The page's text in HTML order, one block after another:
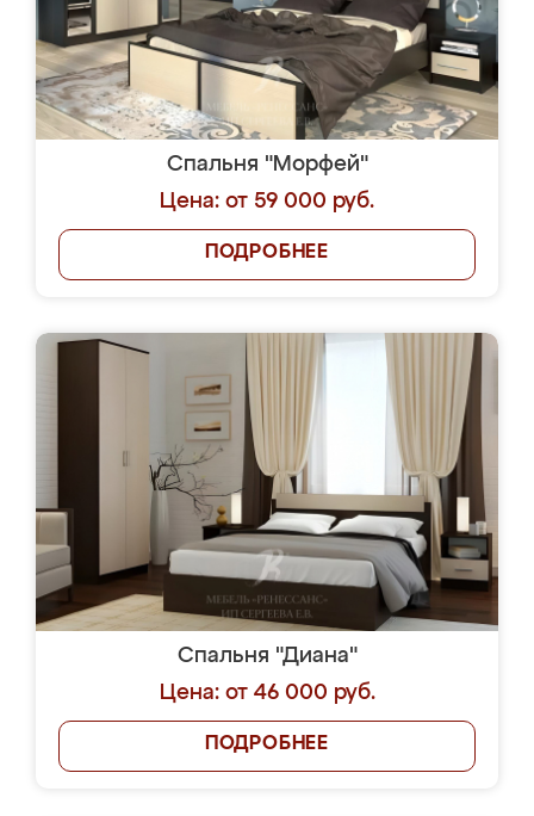
Спальня "Морфей"
Цена: от 59 000 руб.
ПОДРОБНЕЕ
Спальня "Диана"
Цена: от 46 000 руб.
ПОДРОБНЕЕ